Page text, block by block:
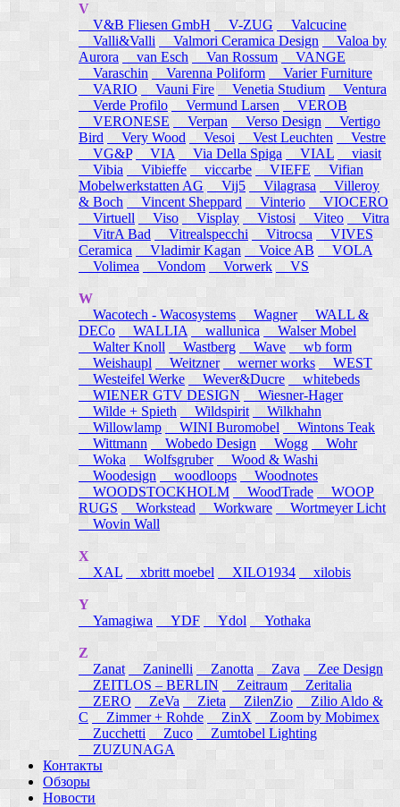
V
V&B Fliesen GmbH
V-ZUG
Valcucine
Valli&Valli
Valmori Ceramica Design
Valoa by
Aurora
van Esch Van Rossum
VANGE
Varaschin
Varenna Poliform
Varier Furniture
VARIO
Vauni Fire Venetia Studium
Ventura
Verde Profilo
Vermund Larsen
VEROB
VERONESE
Verpan Verso Design
Vertigo
Bird
Very Wood Vesoi Vest Leuchten
Vestre
VG&P
VIA Via Della Spiga VIAL
viasit
Vibia
Vibieffe viccarbe VIEFE
Vifian
Mobelwerkstatten AG
Vij5 Vilagrasa
Villeroy
& Boch
Vincent Sheppard Vinterio
VIOCERO
Virtuell
Viso Visplay Vistosi Viteo
Vitra
VitrA Bad
Vitrealspecchi Vitrocsa
VIVES
Ceramica
Vladimir Kagan Voice AB
VOLA
Volimea
Vondom Vorwerk VS
W
Wacotech - Wacosystems
Wagner
WALL &
DECo
WALLIA wallunica
Walser Mobel
Walter Knoll
Wastberg Wave
wb form
Weishaupl
Weitzner werner works
WEST
Westeifel Werke
Wever&Ducre
whitebeds
WIENER GTV DESIGN
Wiesner-Hager
Wilde + Spieth
Wildspirit
Wilkhahn
Willowlamp
WINI Buromobel
Wintons Teak
Wittmann
Wobedo Design Wogg
Wohr
Woka
Wolfsgruber
Wood & Washi
Woodesign
woodloops
Woodnotes
WOODSTOCKHOLM
WoodTrade
WOOP
RUGS
Workstead Workware
Wortmeyer Licht
Wovin Wall
X
XAL
xbritt moebel XILO1934 xilobis
Y
Yamagiwa
YDF Ydol Yothaka
Z
Zanat
Zaninelli Zanotta Zava
Zee Design
ZEITLOS – BERLIN
Zeitraum
Zeritalia
ZERO
ZeVa Zieta ZilenZio
Zilio Aldo &
C
Zimmer + Rohde ZinX
Zoom by Mobimex
Zucchetti
Zuco
Zumtobel Lighting
ZUZUNAGA
Контакты
Обзоры
Новости